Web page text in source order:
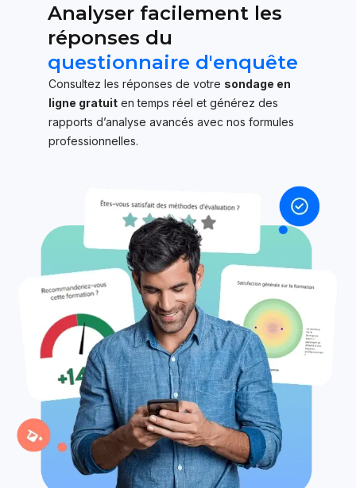
Analyser facilement les
réponses du
questionnaire d'enquête
Consultez les réponses de votre sondage en
ligne gratuit en temps réel et générez des
rapports d’analyse avancés avec nos formules
professionnelles.